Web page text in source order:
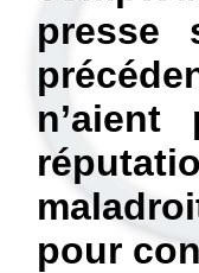
presse
pour